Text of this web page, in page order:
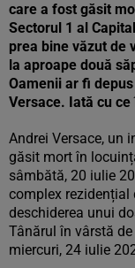
care a fost găsit
Sectorul 1 al
prea bine văzut de
la aproape două
Oamenii ar fi
Versace. Iată cu
Andrei Versace, un
găsit mort în
sâmbătă, 20 iulie
complex rezidențial
deschiderea unui
Tânărul în vârstă
miercuri, 24 iulie